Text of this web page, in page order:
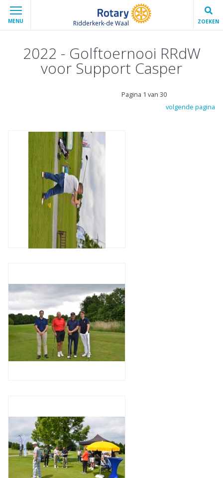
MENU Ridderkerk-de Waal ZOEKEN
2022 - Golftoernooi RRdW
voor Support Casper
Pagina 1 van 30
volgende pagina